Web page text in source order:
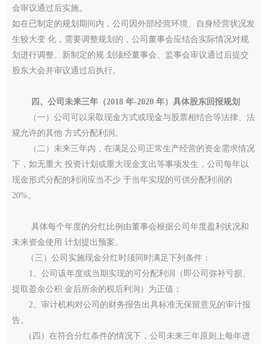
会审议通过后实施。
如在已制定的规划期间内，公司因外部经营环境、自身经营状况发
生较大变 化，需要调整规划的，公司董事会应结合实际情况对规
划进行调整。新制定的规 划须经董事会、监事会审议通过后提交
股东大会并审议通过后执行。
四、公司未来三年（2018 年-2020 年）具体股东回报规划
（一）公司可以采取现金方式或现金与股票相结合等法律、法
规允许的其他 方式分配利润。
（二）未来三年内，在满足公司正常生产经营的资金需求情况
下，如无重大 投资计划或重大现金支出等事项发生，公司每年以
现金形式分配的利润应当不少 于当年实现的可供分配利润的
20%。
具体每个年度的分红比例由董事会根据公司年度盈利状况和
未来资金使用 计划提出预案。
（三）公司实施现金分红时须同时满足下列条件：
1、公司该年度或当期实现的可分配利润（即公司弥补亏损、
提取盈余公积 金后所余的税后利润）为正值；
2、审计机构对公司的财务报告出具标准无保留意见的审计报
告。
（四）在符合分红条件的情况下，公司未来三年原则上每年进